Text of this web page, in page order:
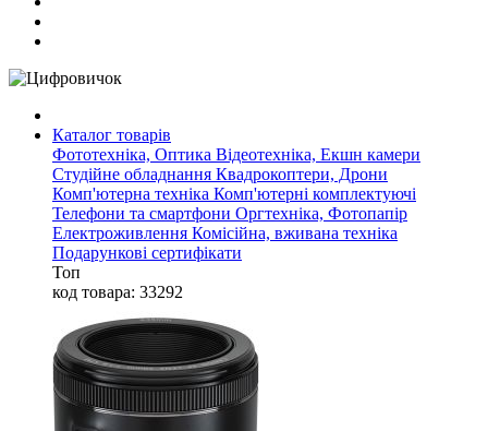
Каталог товарів
Фототехніка, Оптика Відеотехніка, Екшн камери
Студійне обладнання Квадрокоптери, Дрони
Комп'ютерна техніка Комп'ютерні комплектуючі
Телефони та смартфони Оргтехніка, Фотопапір
Електроживлення Комісійна, вживана техніка
Подарункові сертифікати
Топ
код товара: 33292